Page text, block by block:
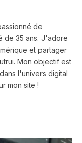
de
de 35 ans. J'adore
et partager
Mon objectif est
l'univers digital
mon site !